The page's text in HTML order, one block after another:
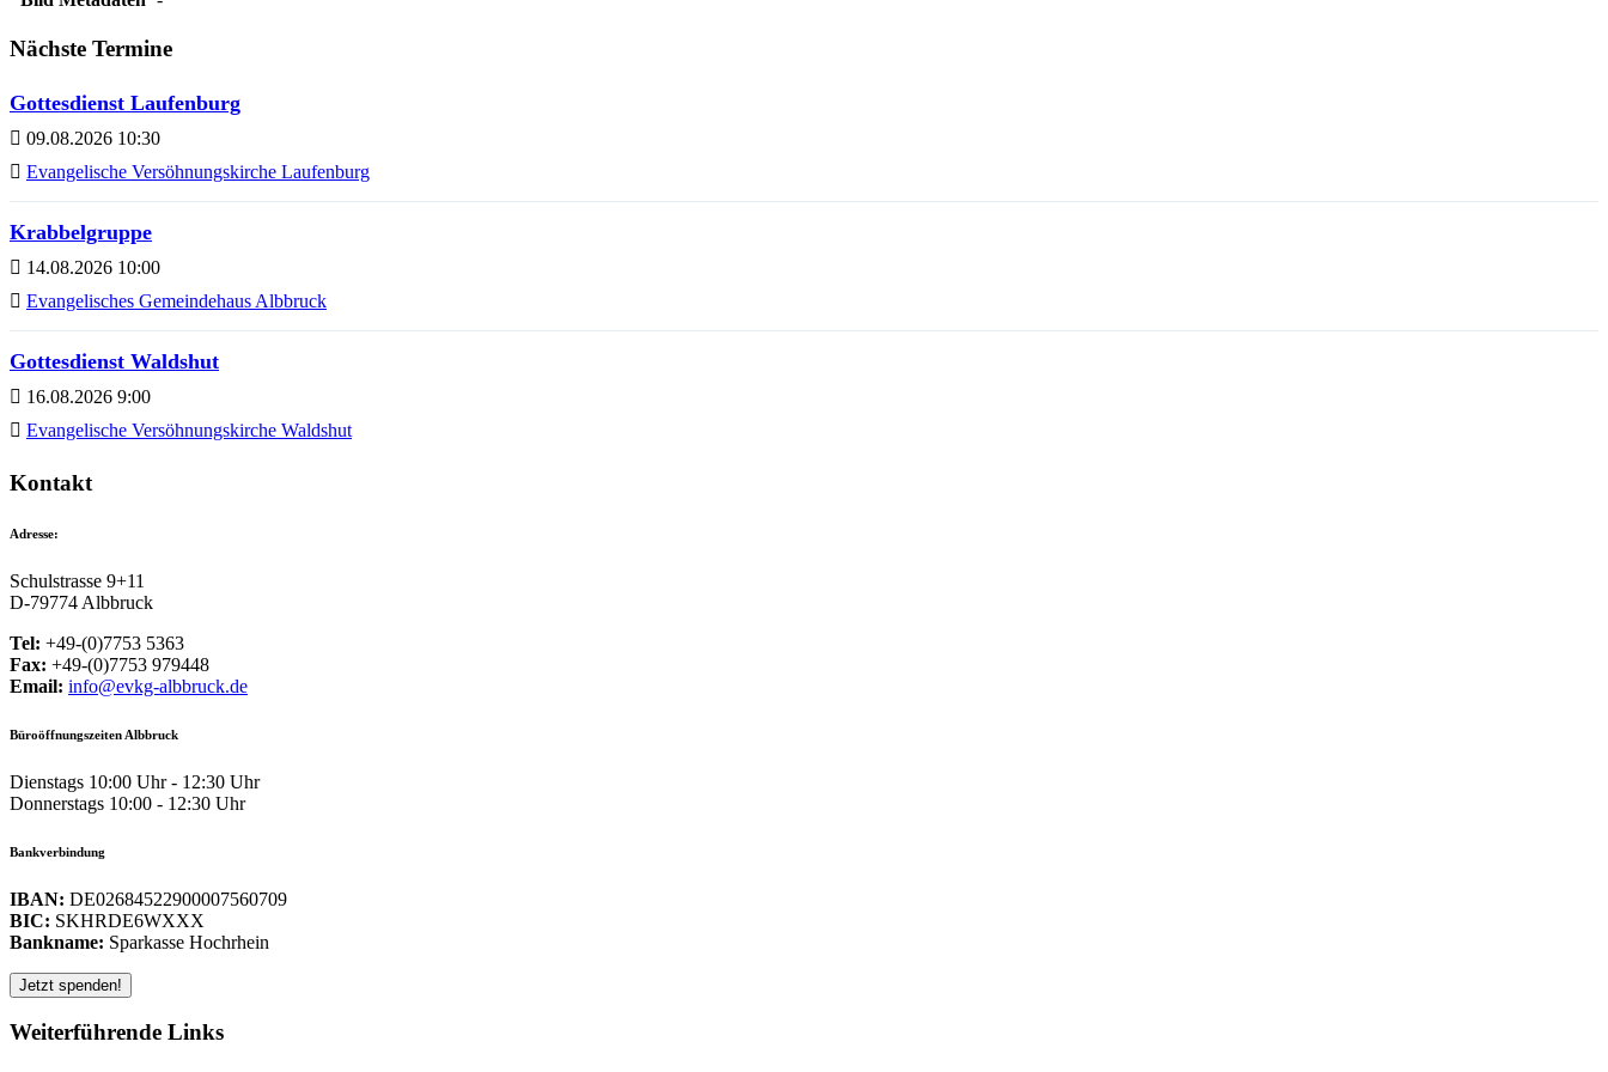
Nächste Termine
Gottesdienst Laufenburg
09.08.2026 10:30
Evangelische Versöhnungskirche Laufenburg
Krabbelgruppe
14.08.2026 10:00
Evangelisches Gemeindehaus Albbruck
Gottesdienst Waldshut
16.08.2026 9:00
Evangelische Versöhnungskirche Waldshut
Kontakt
Adresse:
Schulstrasse 9+11
D-79774 Albbruck
Tel: +49-(0)7753 5363
Fax: +49-(0)7753 979448
Email: info@evkg-albbruck.de
Büroöffnungszeiten Albbruck
Dienstags 10:00 Uhr - 12:30 Uhr
Donnerstags 10:00 - 12:30 Uhr
Bankverbindung
IBAN: DE02684522900007560709
BIC: SKHRDE6WXXX
Bankname: Sparkasse Hochrhein
Weiterführende Links